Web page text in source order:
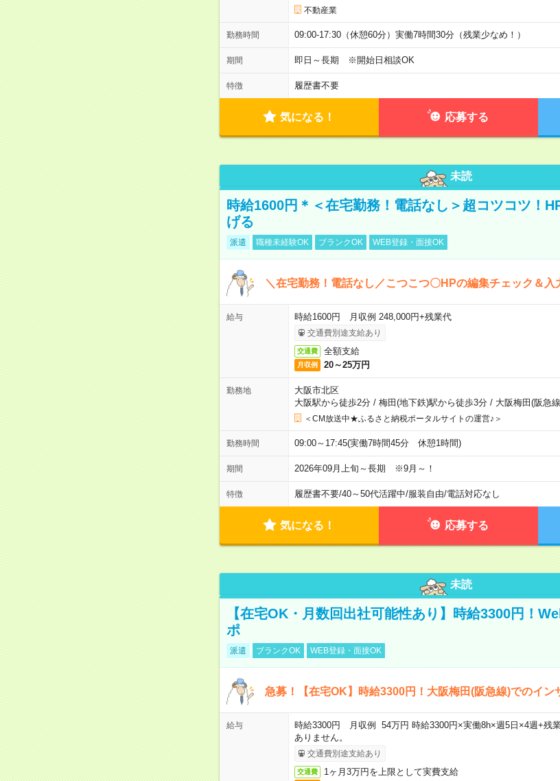
不動産業
勤務時間 09:00-17:30（休憩60分）実働7時間30分（残業少なめ！）
期間 即日～長期 ※開始日相談OK
特徴 履歴書不要
気になる！ 応募する
未読
時給1600円＊＜在宅勤務！電話なし＞超コツコツ！
げる
派遣 職種未経験OK ブランクOK WEB登録・面接OK
＼在宅勤務！電話なし／こつこつ〇HPの編集チェック＆入
給与 時給1600円 月収例 248,000円+残業代
交通費別途支給あり
交通費 全額支給
月収例 20～25万円
勤務地
大阪市北区
大阪駅から徒歩2分/ 梅田(地下鉄)駅から徒歩3分/ 大阪梅田(阪急
＜CM放送中★ふるさと納税ポータルサイトの運営♪＞
勤務時間 09:00～17:45(実働7時間45分 休憩1時間)
期間 2026年09月上旬～長期 ※9月～！
特徴 履歴書不要/40～50代活躍中/服装自由/電話対応なし
気になる！ 応募する
未読
【在宅OK・月数回出社可能性あり】時給3300円！
ポ
派遣 ブランクOK WEB登録・面接OK
急募！【在宅OK】時給3300円！大阪梅田(阪急線)でのイン
給与
時給3300円 月収例 54万円 時給3300円×実働8h×週5日×4週+残
ありません。
交通費別途支給あり
交通費
1ヶ月3万円を上限として実費支給